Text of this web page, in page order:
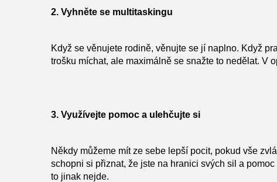
2. Vyhněte se multitaskingu
Když se věnujete rodině, věnujte se jí naplno. Když
trošku míchat, ale maximálně se snažte to nedělat. V
3. Využívejte pomoc a ulehčujte si
Někdy můžeme mít ze sebe lepší pocit, pokud vše
schopni si přiznat, že jste na hranici svých sil a
to jinak nejde.